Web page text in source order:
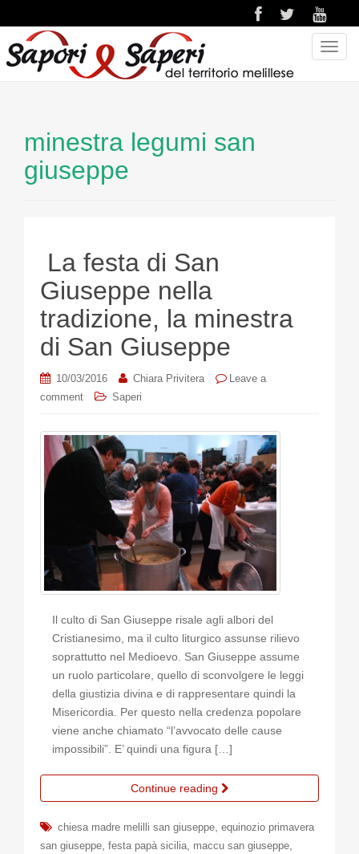
T
minestra legumi san
giuseppe
La festa di San
Giuseppe nella
tradizione, la minestra
di San Giuseppe
10/03/2016 Chiara Privitera
Leave a
comment
Saperi
Il culto di San Giuseppe risale agli albori del
Cristianesimo, ma il culto liturgico assunse rilievo
soprattutto nel Medioevo. San Giuseppe assume
un ruolo particolare, quello di sconvolgere le leggi
della giustizia divina e di rappresentare quindi la
Misericordia. Per questo nella credenza popolare
viene anche chiamato “l’avvocato delle cause
impossibili”. E’ quindi una figura […]
Continue reading
chiesa madre melilli san giuseppe, equinozio primavera
san giuseppe, festa papà sicilia, maccu san giuseppe,